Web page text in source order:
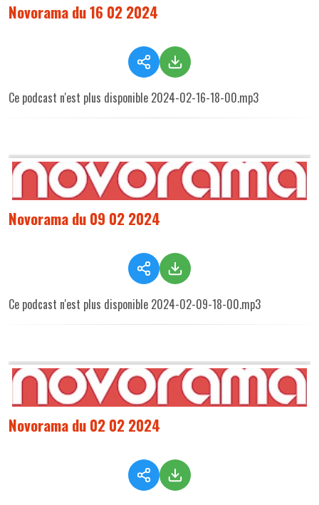
Novorama du 16 02 2024
Ce podcast n'est plus disponible 2024-02-16-18-00.mp3
Novorama du 09 02 2024
Ce podcast n'est plus disponible 2024-02-09-18-00.mp3
Novorama du 02 02 2024